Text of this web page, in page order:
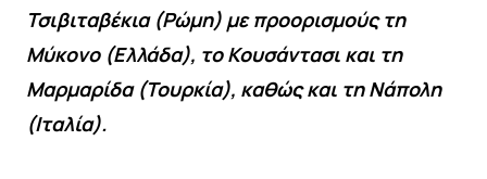
Τσιβιταβέκια (Ρώμη) με προορισμούς τη
Μύκονο (Ελλάδα), το Κουσάντασι και τη
Μαρμαρίδα (Τουρκία), καθώς και τη Νάπολη
(Ιταλία).